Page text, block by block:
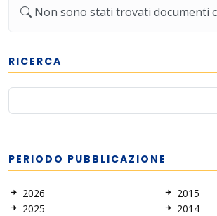
Non sono stati trovati documenti
RICERCA
PERIODO PUBBLICAZIONE
2026
2025
2015
2014